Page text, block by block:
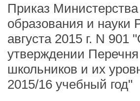
Приказ Министерства
образования и науки
августа 2015 г. N 901
утверждении
школьников и их
2015/16 учебный год"